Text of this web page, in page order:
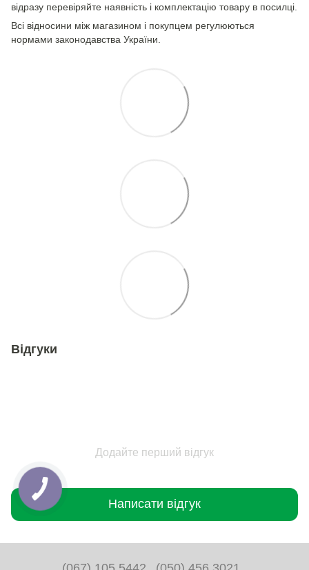
відразу перевіряйте наявність і комплектацію товару в посилці.
Всі відносини між магазином і покупцем регулюються
нормами законодавства України.
Відгуки
Додайте перший відгук
Написати відгук